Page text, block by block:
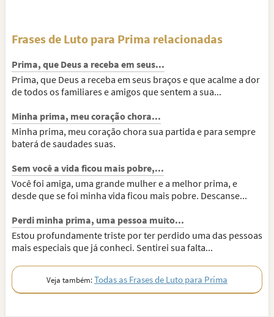
Frases de Luto para Prima relacionadas
Prima, que Deus a receba em seus...
Prima, que Deus a receba em seus braços e que acalme a dor
de todos os familiares e amigos que sentem a sua...
Minha prima, meu coração chora...
Minha prima, meu coração chora sua partida e para sempre
baterá de saudades suas.
Sem você a vida ficou mais pobre,...
Você foi amiga, uma grande mulher e a melhor prima, e
desde que se foi minha vida ficou mais pobre. Descanse...
Perdi minha prima, uma pessoa muito...
Estou profundamente triste por ter perdido uma das pessoas
mais especiais que já conheci. Sentirei sua falta...
Veja também:Todas as Frases de Luto para Prima